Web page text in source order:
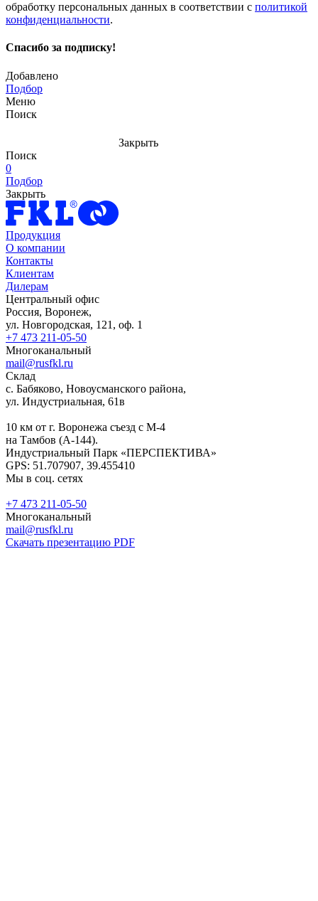
обработку персональных данных в соответствии с политикой
конфиденциальности.
Спасибо за подписку!
Добавлено
Подбор
Меню
Поиск
Закрыть
Поиск
0
Подбор
Закрыть
Продукция
О компании
Контакты
Клиентам
Дилерам
Центральный офис
Россия, Воронеж,
ул. Новгородская, 121, оф. 1
+7 473 211-05-50
Многоканальный
mail@rusfkl.ru
Склад
с. Бабяково, Новоусманского района,
ул. Индустриальная, 61в
10 км от г. Воронежа съезд с М-4
на Тамбов (А-144).
Индустриальный Парк «ПЕРСПЕКТИВА»
GPS: 51.707907, 39.455410
Мы в соц. сетях
+7 473 211-05-50
Многоканальный
mail@rusfkl.ru
Скачать презентацию PDF